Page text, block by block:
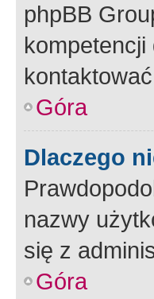
phpBB
Góra
Dlaczego
nazwy
się z
Góra